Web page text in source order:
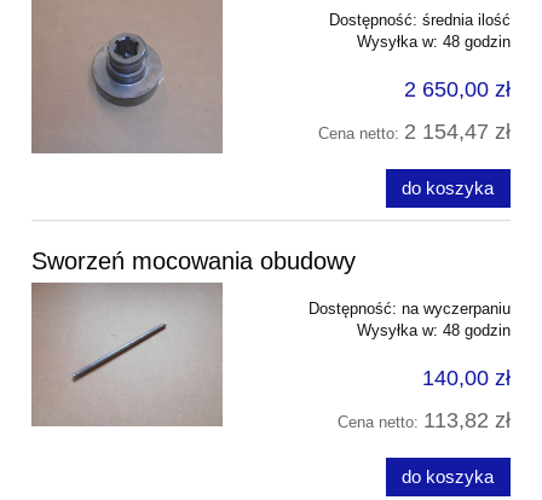
Dostępność: średnia ilość
Wysyłka w: 48 godzin
2 650,00 zł
Cena netto: 2 154,47 zł
do koszyka
Sworzeń mocowania obudowy
Dostępność: na wyczerpaniu
Wysyłka w: 48 godzin
140,00 zł
Cena netto: 113,82 zł
do koszyka